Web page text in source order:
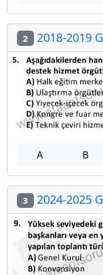
2 2018-2019
A B
3 2024-2025